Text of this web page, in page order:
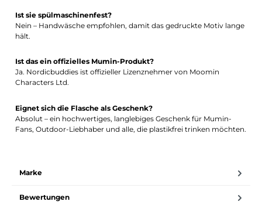
Ist sie spülmaschinenfest?
Nein – Handwäsche empfohlen, damit das gedruckte Motiv lange
hält.
Ist das ein offizielles Mumin-Produkt?
Ja. Nordicbuddies ist offizieller Lizenznehmer von Moomin
Characters Ltd.
Eignet sich die Flasche als Geschenk?
Absolut – ein hochwertiges, langlebiges Geschenk für Mumin-
Fans, Outdoor-Liebhaber und alle, die plastikfrei trinken möchten.
Marke
Bewertungen